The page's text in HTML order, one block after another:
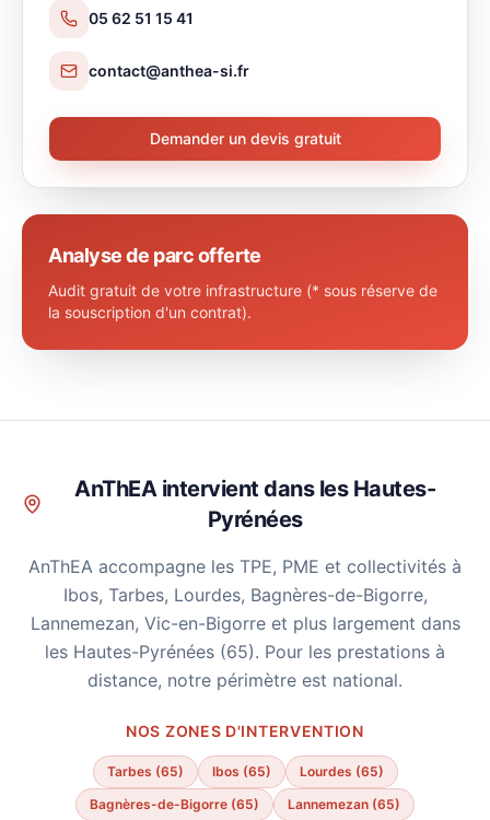
05 62 51 15 41
contact@anthea-si.fr
Demander un devis gratuit
Analyse de parc offerte
Audit gratuit de votre infrastructure (* sous réserve de
la souscription d'un contrat).
AnThEA intervient dans les Hautes-
Pyrénées
AnThEA accompagne les TPE, PME et collectivités à
Ibos, Tarbes, Lourdes, Bagnères-de-Bigorre,
Lannemezan, Vic-en-Bigorre et plus largement dans
les Hautes-Pyrénées (65). Pour les prestations à
distance, notre périmètre est national.
NOS ZONES D'INTERVENTION
Tarbes (65) Ibos (65) Lourdes (65)
Bagnères-de-Bigorre (65) Lannemezan (65)